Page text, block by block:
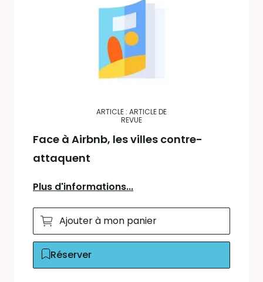
ARTICLE : ARTICLE DE
REVUE
Face à Airbnb, les villes contre-
attaquent
Plus d'informations...
Ajouter à mon panier
Réserver